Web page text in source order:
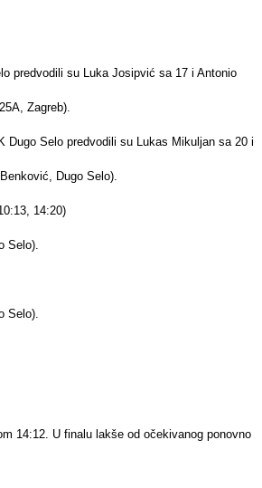
predvodili su Luka Josipvić sa 17 i Antonio
Zagreb).
Dugo Selo predvodili su Lukas Mikuljan sa 20 i
Dugo Selo).
14:20)
Selo).
Selo).
14:12. U finalu lakše od očekivanog ponovno